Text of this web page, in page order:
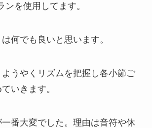
ンを使用してます。
何でも良いと思います。
うやくリズムを把握し各小節ご
いきます。
番大変でした。理由は音符や休